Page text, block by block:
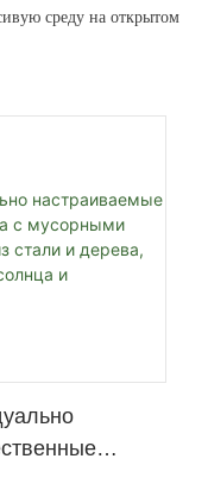
среду на открытом